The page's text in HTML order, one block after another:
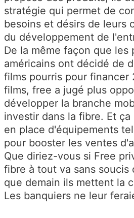
stratégie qui permet de
besoins et désirs de leurs
du développement de
De la même façon que les
américains ont décidé de
films pourris pour financer
films, free a jugé plus
développer la branche
investir dans la fibre. Et ça
en place d'équipements
pour booster les ventes
Que diriez-vous si Free
fibre à tout va sans
que demain ils mettent la
Les banquiers ne leur